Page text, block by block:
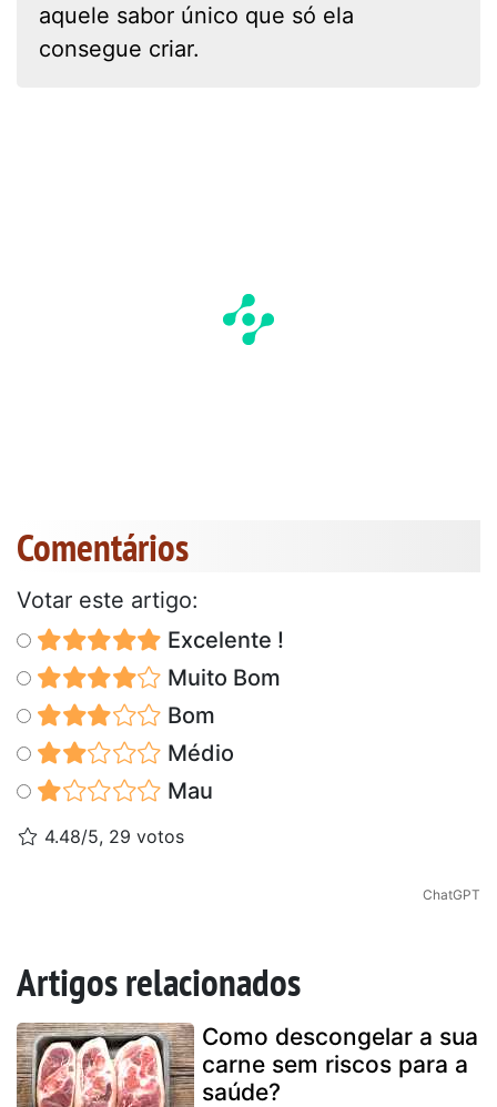
aquele sabor único que só ela
consegue criar.
Comentários
Votar este artigo:
Excelente !
Muito Bom
Bom
Médio
Mau
4.48/5, 29 votos
ChatGPT
Artigos relacionados
Como descongelar a sua
carne sem riscos para a
saúde?